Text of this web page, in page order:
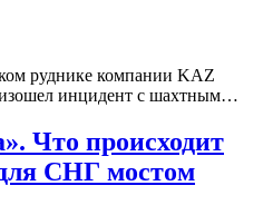
руднике компании KAZ
инцидент с шахтным…
Что происходит
СНГ мостом